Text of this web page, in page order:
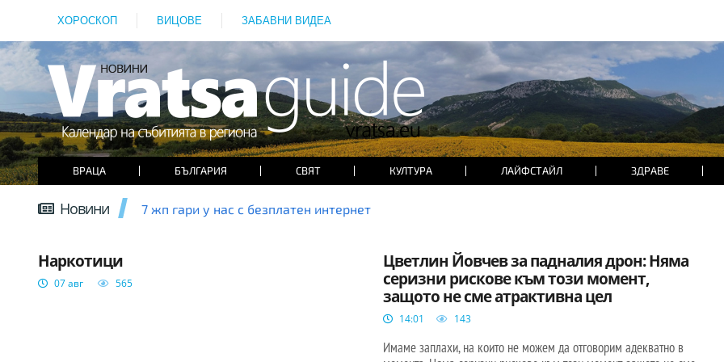
ХОРОСКОП ВИЦОВЕ ЗАБАВНИ ВИДЕА
ВРАЦА БЪЛГАРИЯ СВЯТ КУЛТУРА ЛАЙФСТАЙЛ ЗДРАВЕ
Новини 7 жп гари у нас с безплатен интернет
Наркотици
07 авг 565
Цветлин Йовчев за падналия дрон: Няма
серизни рискове към този момент,
защото не сме атрактивна цел
14:01 143
Имаме заплахи, на които не можем да отговорим адекватно в